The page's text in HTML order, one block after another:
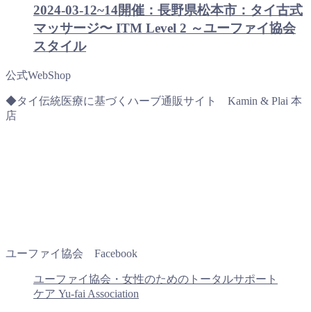
2024-03-12~14開催：長野県松本市：タイ古式
マッサージ〜 ITM Level 2 ～ユーファイ協会
スタイル
公式WebShop
◆タイ伝統医療に基づくハーブ通販サイト Kamin & Plai 本
店
ユーファイ協会 Facebook
ユーファイ協会・女性のためのトータルサポート
ケア Yu-fai Association